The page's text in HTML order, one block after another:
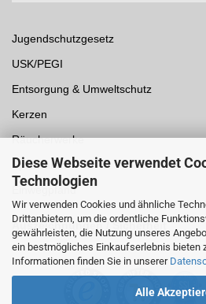
Diese Webseite verwendet
Technologien
Wir verwenden Cookies und ähnliche
Drittanbietern, um die ordentliche
gewährleisten, die Nutzung unseres
ein bestmögliches Einkaufserlebnis bieten
Informationen finden Sie in unserer
Alle
Jugendschutzgesetz
USK/PEGI
Entsorgung & Umweltschutz
Kerzen
Räucherwerke
Spielwaren
Einwegpfand
Auszeichnungen /Sicherheit